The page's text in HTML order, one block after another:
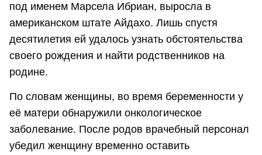
под именем Марсела Ибриан, выросла в
американском штате Айдахо. Лишь спустя
десятилетия ей удалось узнать обстоятельства
своего рождения и найти родственников на
родине.
По словам женщины, во время беременности у
её матери обнаружили онкологическое
заболевание. После родов врачебный персонал
убедил женщину временно оставить